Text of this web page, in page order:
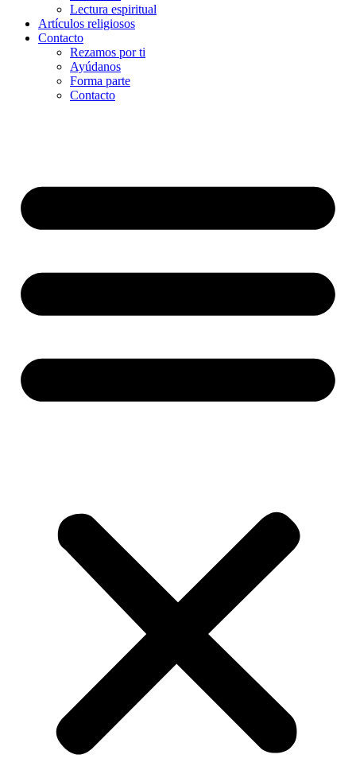
Lectura espiritual
Artículos religiosos
Contacto
Rezamos por ti
Ayúdanos
Forma parte
Contacto